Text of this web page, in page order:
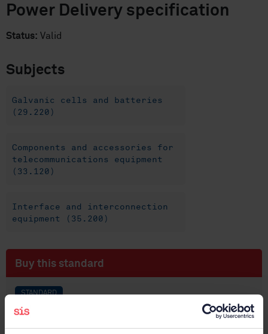
Power Delivery specification
Status: Valid
Subjects
Galvanic cells and batteries
(29.220)
Components and accessories for
telecommunications equipment
(33.120)
Interface and interconnection
equipment (35.200)
Buy this standard
STANDARD
SWEDISH STANDARD · SS-EN IEC 62680-1-2:2025
Universal serial bus interfaces for data and power -